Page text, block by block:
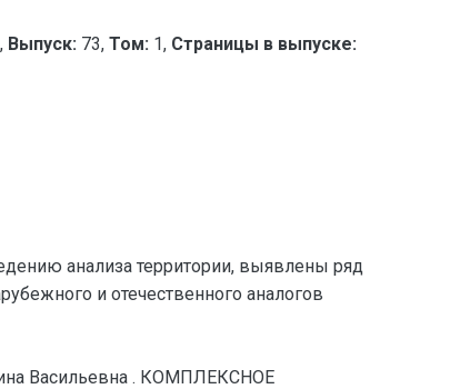
Выпуск: 73, Том: 1, Страницы в выпуске:
анализа территории, выявлены ряд
и отечественного аналогов
Васильевна . КОМПЛЕКСНОЕ